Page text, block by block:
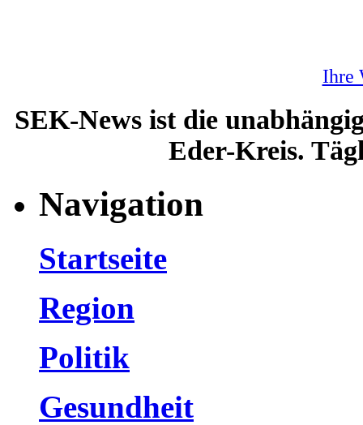
Ihre
SEK-News ist die
Eder-Kreis.
Navigation
Startseite
Region
Politik
Gesundheit